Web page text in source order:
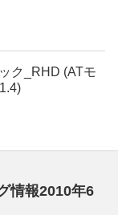
ク_RHD (ATモ
情報2010年6